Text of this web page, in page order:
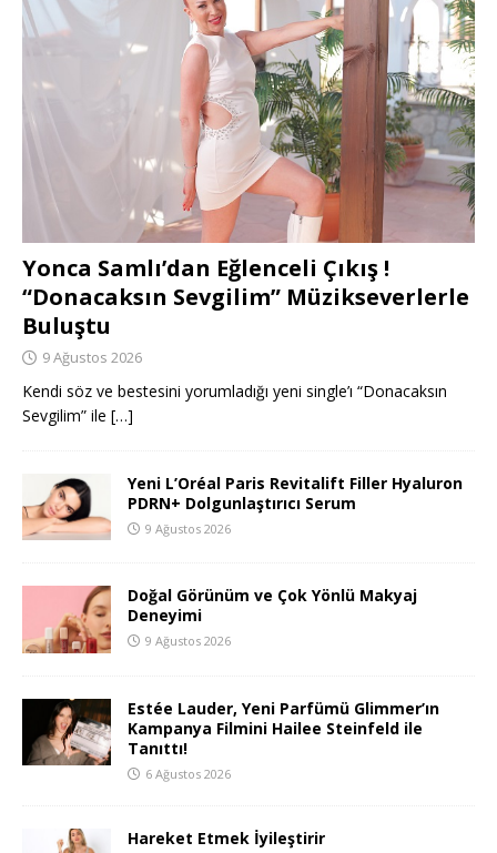
Yonca Samlı’dan Eğlenceli Çıkış !
“Donacaksın Sevgilim” Müzikseverlerle
Buluştu
9 Ağustos 2026
Kendi söz ve bestesini yorumladığı yeni single’ı “Donacaksın
Sevgilim” ile […]
Yeni L’Oréal Paris Revitalift Filler Hyaluron
PDRN+ Dolgunlaştırıcı Serum
9 Ağustos 2026
Doğal Görünüm ve Çok Yönlü Makyaj
Deneyimi
9 Ağustos 2026
Estée Lauder, Yeni Parfümü Glimmer’ın
Kampanya Filmini Hailee Steinfeld ile
Tanıttı!
6 Ağustos 2026
Hareket Etmek İyileştirir